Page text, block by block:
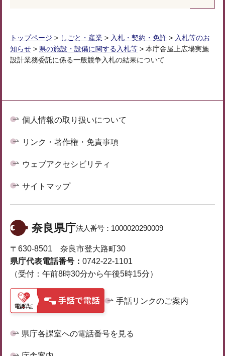
トップページ > しごと・産業 > 入札・契約・免許 > 入札等のお
知らせ > 県の施設・設備に関する入札等 > 本庁舎屋上広場実施
設計業務委託に係る一般競争入札の結果について
個人情報の取り扱いについて
リンク・著作権・免責事項
ウェブアクセシビリティ
サイトマップ
奈良県庁法人番号： 1000020290009
〒630-8501 奈良市登大路町30
県庁代表電話番号： 0742-22-1101
（受付：午前8時30分から午後5時15分）
手話リンクのご案内
県庁各課室への電話番号を見る